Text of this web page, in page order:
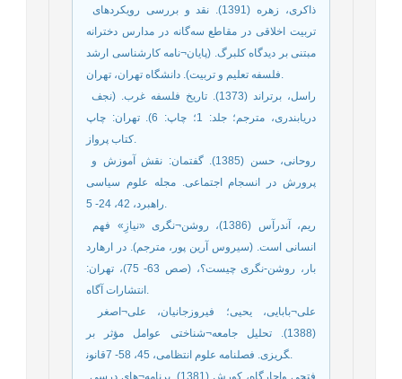
تربیت اخلاقی در مقاطع سه‌گانه در مدارس دخترانه
مبتنی بر دیدگاه کلبرگ. (پایان¬نامه کارشناسی ارشد
فلسفه تعلیم و تربیت). دانشگاه تهران، تهران.
دریابندری، مترجم؛ جلد: 1؛ چاپ: 6). تهران: چاپ
کتاب پرواز.
پرورش در انسجام اجتماعی. مجله علوم سیاسی
راهبرد، 42، 24- 5.
انسانی است. (سیروس آرین پور، مترجم). در ارهارد
بار، روشن-نگری چیست؟، (صص 63- 75)، تهران:
انتشارات آگاه.
(1388). تحلیل جامعه¬شناختی عوامل مؤثر بر
قانون‎گریزی. فصلنامه علوم انتظامی، 45، 58- 7.